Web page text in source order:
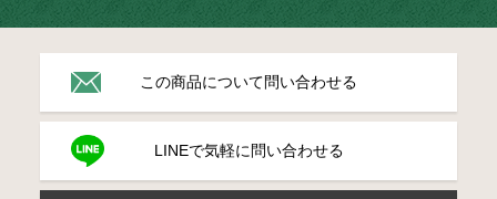
この商品について問い合わせる
LINEで気軽に問い合わせる